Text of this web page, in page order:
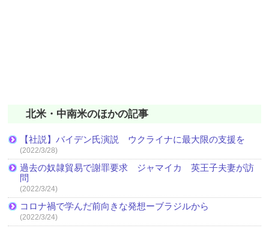
北米・中南米のほかの記事
【社説】バイデン氏演説 ウクライナに最大限の支援を
(2022/3/28)
過去の奴隷貿易で謝罪要求 ジャマイカ 英王子夫妻が訪
問
(2022/3/24)
コロナ禍で学んだ前向きな発想ーブラジルから
(2022/3/24)